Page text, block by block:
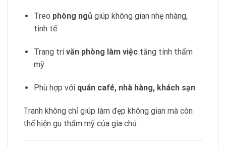
Treo phòng ngủ giúp không gian nhẹ nhàng,
tinh tế
Trang trívăn phòng làm việctăng tính thẩm
mỹ
Phù hợp với quán café, nhà hàng, khách sạn
Tranh không chỉ giúp làm đẹp không gian mà còn
thể hiện gu thẩm mỹ của gia chủ.